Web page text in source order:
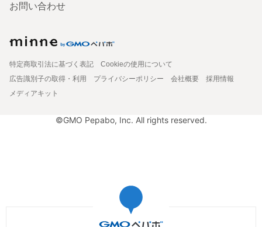
お問い合わせ
特定商取引法に基づく表記
Cookieの使用について
広告識別子の取得・利用
プライバシーポリシー 会社概要
採用情報
メディアキット
©GMO Pepabo, Inc. All rights reserved.